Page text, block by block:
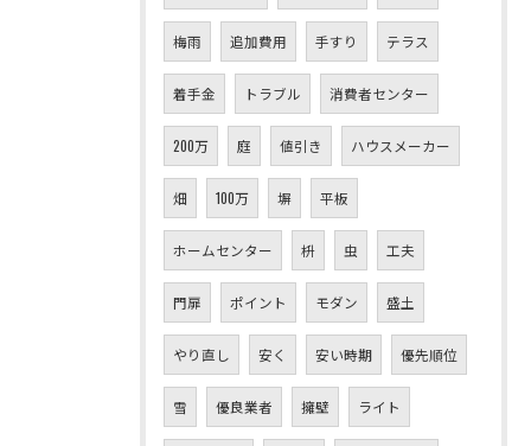
梅雨 追加費用 手すり テラス
着手金 トラブル 消費者センター
200万 庭 値引き ハウスメーカー
畑 100万 塀 平板
ホームセンター 枡 虫 工夫
門扉 ポイント モダン 盛土
やり直し 安く 安い時期 優先順位
雪 優良業者 擁壁 ライト